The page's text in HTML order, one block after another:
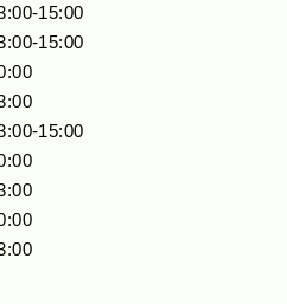
15:00
15:00
15:00